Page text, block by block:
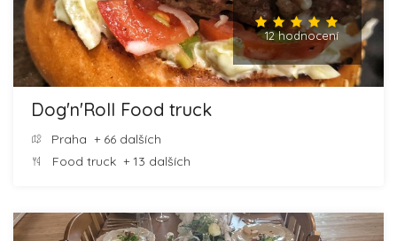
12 hodnocení
Dog'n'Roll Food truck
Praha + 66 dalších
Food truck + 13 dalších